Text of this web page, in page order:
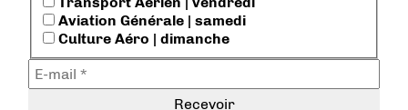
Aviation Générale | samedi
Culture Aéro | dimanche